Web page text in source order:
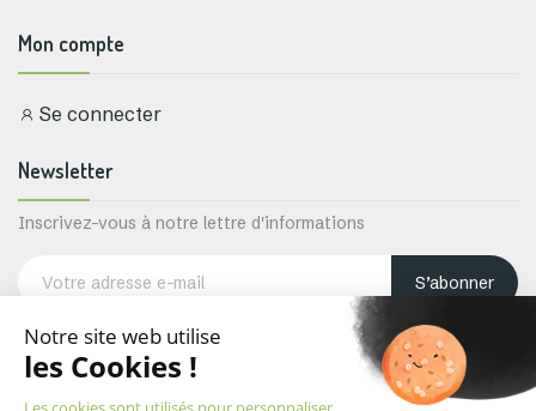
Mon compte
Se connecter
Newsletter
Inscrivez-vous à notre lettre d'informations
S’abonner
Vous pouvez vous désabonner à tout moment. Pour cela, veuillez trouver